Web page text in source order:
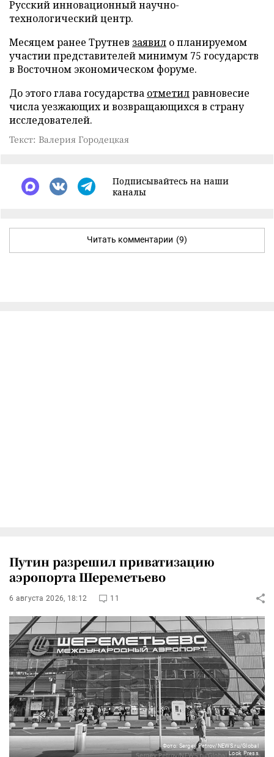
Русский инновационный научно-
технологический центр.
Месяцем ранее Трутнев заявил о планируемом
участии представителей минимум 75 государств
в Восточном экономическом форуме.
До этого глава государства отметилравновесие
числа уезжающих и возвращающихся в страну
исследователей.
Текст: Валерия Городецкая
Подписывайтесь на наши
каналы
Читать комментарии (9)
Путин разрешил приватизацию
аэропорта Шереметьево
6 августа 2026, 18:12 11
Фото: Sergey Petrov/NEWS.ru/Global
Look Press